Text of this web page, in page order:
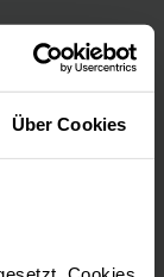
Über Cookies